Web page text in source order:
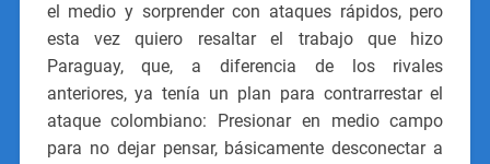
el medio y sorprender con ataques rápidos, pero
esta vez quiero resaltar el trabajo que hizo
Paraguay, que, a diferencia de los rivales
anteriores, ya tenía un plan para contrarrestar el
ataque colombiano: Presionar en medio campo
para no dejar pensar, básicamente desconectar a